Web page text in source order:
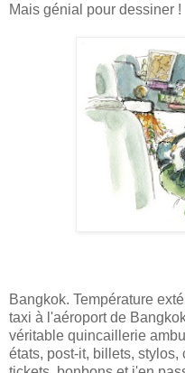
Mais génial pour dessiner !
Bangkok. Température
taxi à l'aéroport de
véritable quincaillerie
états, post-it, billets,